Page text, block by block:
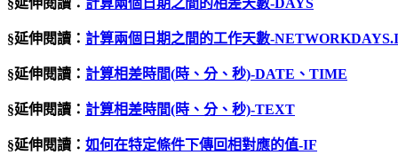
§延伸閱讀： 計算兩個日期之間的工作天數-
§延伸閱讀： 計算相差時間(時、分、秒)-DATE 、 TIME
§延伸閱讀： 計算相差時間(時、分、秒)-TEXT
§延伸閱讀： 如何在特定條件下傳回相對應的值-IF